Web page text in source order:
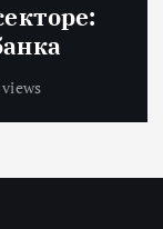
views